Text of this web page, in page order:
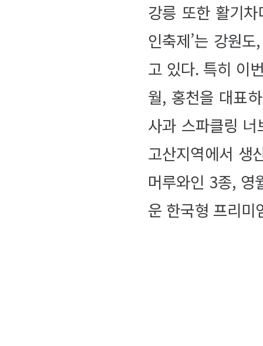
강릉 또한 활기
인축제’는 강원
고 있다. 특히 이
월, 홍천을 대표
사과 스파클링
고산지역에서 생
머루와인 3종, 영
운 한국형 프리미